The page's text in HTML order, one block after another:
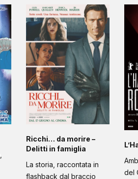
Ricchi… da morire –
Delitti in famiglia
La storia, raccontata in
flashback dal braccio
del